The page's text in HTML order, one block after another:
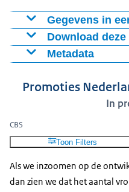
Gegevens in
Jaar Mannen
19911559
19931881
463
556
19961885
715
19981779
726
Download
Figuur als PNG
Metadata
Definitie: De
betrekking op
betrekking hebben
Beschikbaarheid:
Laatste
Promoties
In
CBS
Toon Filters
Als we inzoomen op de
dan zien we dat het aantal